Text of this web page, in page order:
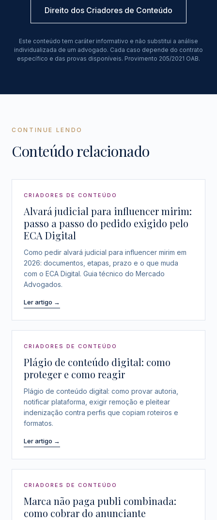
Direito dos Criadores de Conteúdo
Este conteúdo tem caráter informativo e não substitui a análise
individualizada de um advogado. Cada caso depende do contrato
específico e das provas disponíveis. Provimento 205/2021 OAB.
CONTINUE LENDO
Conteúdo relacionado
CRIADORES DE CONTEÚDO
Alvará judicial para influencer mirim:
passo a passo do pedido exigido pelo
ECA Digital
Como pedir alvará judicial para influencer mirim em
2026: documentos, etapas, prazo e o que muda
com o ECA Digital. Guia técnico do Mercado
Advogados.
Ler artigo →
CRIADORES DE CONTEÚDO
Plágio de conteúdo digital: como
proteger e como reagir
Plágio de conteúdo digital: como provar autoria,
notificar plataforma, exigir remoção e pleitear
indenização contra perfis que copiam roteiros e
formatos.
Ler artigo →
CRIADORES DE CONTEÚDO
Marca não paga publi combinada:
como cobrar do anunciante